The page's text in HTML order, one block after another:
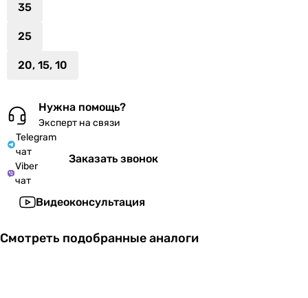
35
25
20, 15, 10
Нужна помощь?
Эксперт на связи
Telegram
чат
Viber
чат
Заказать звонок
Видеоконсультация
Смотреть подобранные аналоги